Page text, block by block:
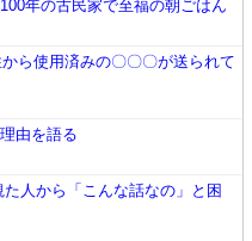
年の古民家で至福の朝ごはん
ら使用済みの〇〇〇が送られて
由を語る
人から「こんな話なの」と困